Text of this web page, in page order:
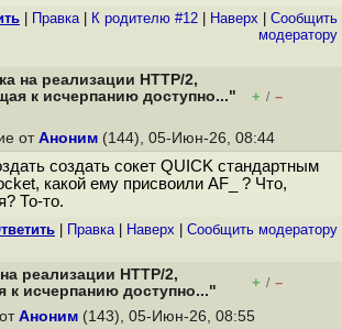
Правка| К родителю #12 Наверх
Cообщить
модератору
на реализации HTTP/2,
к исчерпанию доступно..."
+ / –
от Аноним (144), 05-Июн-26, 08:44
создать сокет QUICK стандартным
какой ему присвоили AF_ ? Что,
То-то.
Правка| Наверх Cообщить модератору
реализации HTTP/2,
к исчерпанию доступно..."
+ / –
Аноним (143), 05-Июн-26, 08:55